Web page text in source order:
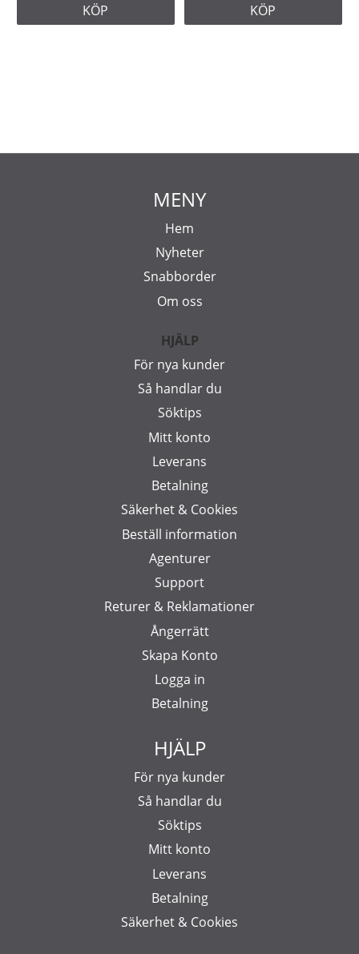
KÖP KÖP
MENY
Hem
Nyheter
Snabborder
Om oss
HJÄLP
För nya kunder
Så handlar du
Söktips
Mitt konto
Leverans
Betalning
Säkerhet & Cookies
Beställ information
Agenturer
Support
Returer & Reklamationer
Ångerrätt
Skapa Konto
Logga in
Betalning
HJÄLP
För nya kunder
Så handlar du
Söktips
Mitt konto
Leverans
Betalning
Säkerhet & Cookies